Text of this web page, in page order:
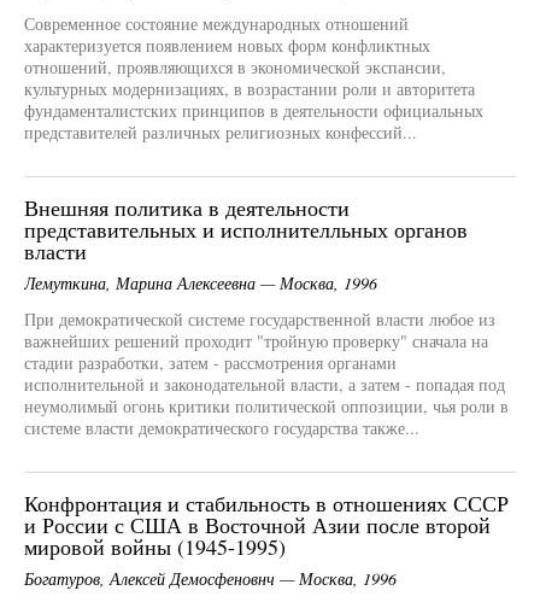
Современное состояние международных отношений
характеризуется появлением новых форм конфликтных
отношений, проявляющихся в экономической экспансии,
культурных модернизациях, в возрастании роли и авторитета
фундаменталистских принципов в деятельности официальных
представителей различных религиозных конфессий...
Внешняя политика в деятельности
представительных и исполнителльных органов
власти
Лемуткина, Марина Алексеевна — Москва, 1996
При демократической системе государственной власти любое из
важнейших решений проходит "тройную проверку" сначала на
стадии разработки, затем - рассмотрения органами
исполнительной и законодательной власти, а затем - попадая под
неумолимый огонь критики политической оппозиции, чья роли в
системе власти демократического государства также...
Конфронтация и стабильность в отношениях СССР
и России с США в Восточной Азии после второй
мировой войны (1945-1995)
Богатуров, Алексей Демосфеновнч — Москва, 1996